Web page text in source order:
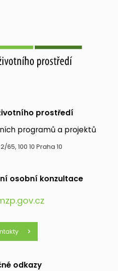
prostředí
programů a projektů
65, 100 10 Praha 10
osobní konzultace
odkazy